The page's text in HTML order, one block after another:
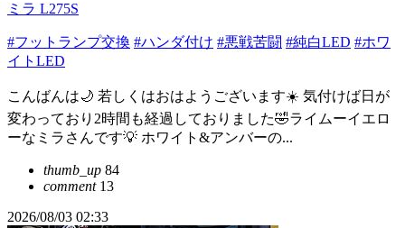
ミラ L275S
#フットランプ交換 #ハンダ付け #悪戦苦闘 #純白LED #ホワ
イトLED
こんばんは🌙 若しくはおはようございます☀️ 気付けば日が
変わっており2時間も経過しておりました🤣ライムーイエロ
ーなミラさんです‎💡 ホワイト&アンバーの...
thumb_up 84
comment13
2026/08/03 02:33